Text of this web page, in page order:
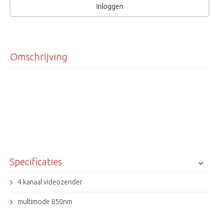
Inloggen
Omschrijving
Specificaties
4 kanaal videozender
multimode 850nm